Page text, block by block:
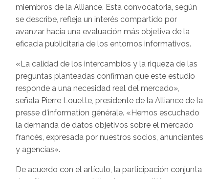
miembros de la Alliance. Esta convocatoria, según
se describe, refleja un interés compartido por
avanzar hacia una evaluación más objetiva de la
eficacia publicitaria de los entornos informativos.
«La calidad de los intercambios y la riqueza de las
preguntas planteadas confirman que este estudio
responde a una necesidad real del mercado»,
señala Pierre Louette, presidente de la Alliance de la
presse d'information générale. «Hemos escuchado
la demanda de datos objetivos sobre el mercado
francés, expresada por nuestros socios, anunciantes
y agencias».
De acuerdo con el artículo, la participación conjunta